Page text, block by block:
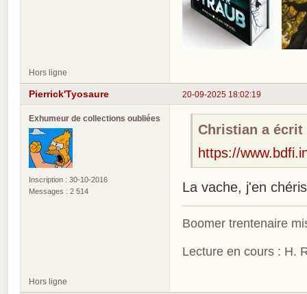
Hors ligne
20-09-2025 18:02:19
Pierrick'Tyosaure
Exhumeur de collections oubliées
Inscription : 30-10-2016
Messages : 2 514
Christian a écrit
https://
La vache, j'en
Boomer trentenaire
Lecture en cours : H.
Hors ligne